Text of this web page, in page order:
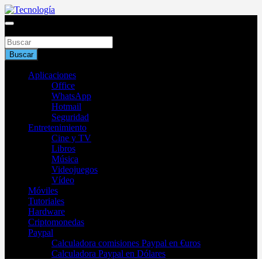
Saltar
al
Tecnología
Buscar
Aplicaciones
Office
WhatsApp
Hotmail
Seguridad
Entretenimiento
Cine y TV
Libros
Música
Videojuegos
Vídeo
Móviles
Tutoriales
Hardware
Criptomonedas
Paypal
Calculadora comisiones Paypal en €uros
Calculadora Paypal en Dólares